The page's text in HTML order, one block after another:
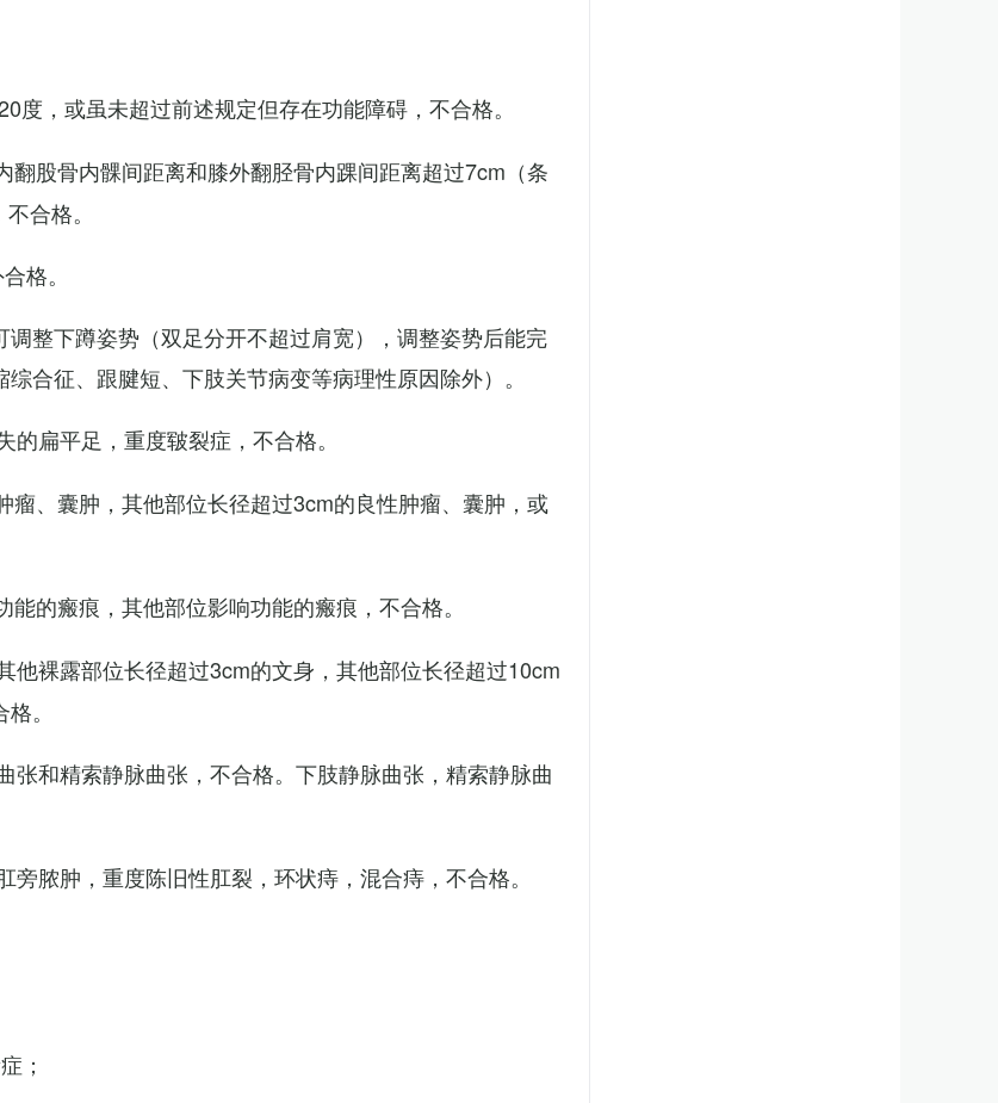
度，或虽未超过前述规定但存在功能障碍，不合格。
股骨内髁间距离和膝外翻胫骨内踝间距离超过7cm（条
合格。
格。
整下蹲姿势（双足分开不超过肩宽），调整姿势后能完
合征、跟腱短、下肢关节病变等病理性原因除外）。
扁平足，重度皲裂症，不合格。
、囊肿，其他部位长径超过3cm的良性肿瘤、囊肿，或
的瘢痕，其他部位影响功能的瘢痕，不合格。
他裸露部位长径超过3cm的文身，其他部位长径超过10cm
。
张和精索静脉曲张，不合格。下肢静脉曲张，精索静脉曲
脓肿，重度陈旧性肛裂，环状痔，混合痔，不合格。
；